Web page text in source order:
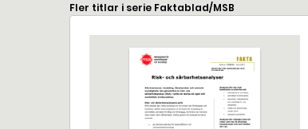
Fler titlar i serie Faktablad/MSB